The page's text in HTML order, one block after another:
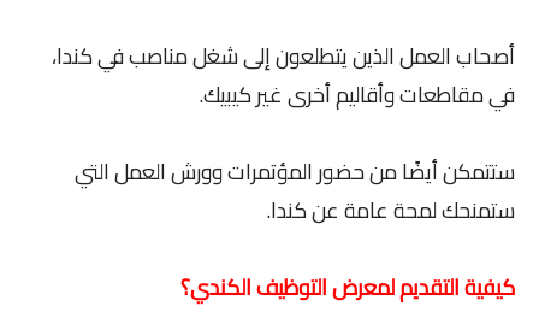
أصحاب العمل الذين يتطلعون إلى شغل مناصب في كندا،
في مقاطعات وأقاليم أخرى غير كيبيك.
ستتمكن أيضًا من حضور المؤتمرات وورش العمل التي
ستمنحك لمحة عامة عن كندا.
كيفية التقديم لمعرض التوظيف الكندي؟